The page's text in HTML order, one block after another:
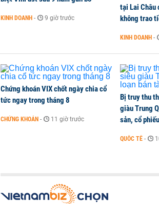
ba chữ số, ông lớn đầu ngành 'hụt hơi'
Một thương hiệu thời trang Việt đóng
hàng
KINH DOANH - 1 phút trước
KINH DOANH - 9 giờ trước
tại Lai Châu
không trao
KINH DOANH -
Chứng khoán VIX chốt ngày chia cổ
tức ngay trong tháng 8
CHỨNG KHOÁN - 11 giờ trước
Bị truy thu
giàu Trung
sản, cổ phiếu
QUỐC TẾ -